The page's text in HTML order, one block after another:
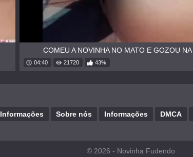
COMEU A NOVINHA NO MATO E GOZOU
04:40 21720 43%
Informações Sobre nós Informações DMCA
© 2026 - Novinha Fudendo